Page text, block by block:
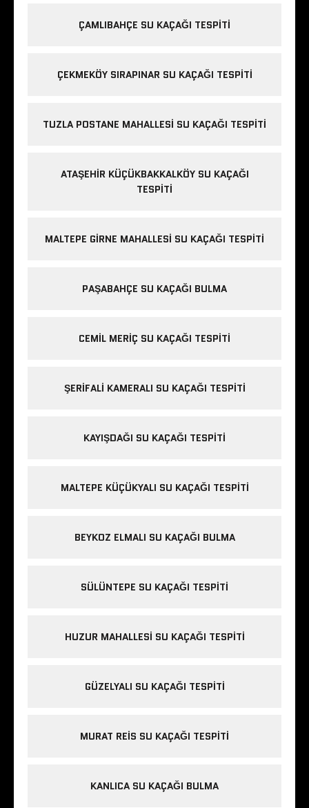
ÇAMLIBAHÇE SU KAÇAĞI TESPITI
ÇEKMEKÖY SIRAPINAR SU KAÇAĞI TESPITI
TUZLA POSTANE MAHALLESI SU KAÇAĞI TESPITI
ATAŞEHIR KÜÇÜKBAKKALKÖY SU KAÇAĞI
TESPITI
MALTEPE GIRNE MAHALLESI SU KAÇAĞI TESPITI
PAŞABAHÇE SU KAÇAĞI BULMA
CEMIL MERIÇ SU KAÇAĞI TESPITI
ŞERIFALI KAMERALI SU KAÇAĞI TESPITI
KAYIŞDAĞI SU KAÇAĞI TESPITI
MALTEPE KÜÇÜKYALI SU KAÇAĞI TESPITI
BEYKOZ ELMALI SU KAÇAĞI BULMA
SÜLÜNTEPE SU KAÇAĞI TESPITI
HUZUR MAHALLESI SU KAÇAĞI TESPITI
GÜZELYALI SU KAÇAĞI TESPITI
MURAT REIS SU KAÇAĞI TESPITI
KANLICA SU KAÇAĞI BULMA